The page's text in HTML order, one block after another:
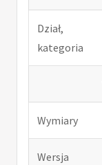
Dział,
kategoria
Wymiary
Wersja